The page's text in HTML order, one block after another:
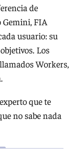
de
Gemini, FIA
usuario: su
Los
Workers,
que te
no sabe nada